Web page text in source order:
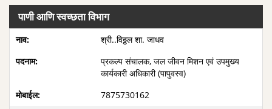
पाणी आणि स्वच्छता विभाग
श्री..विठ्ठल शा. जाधव
प्रकल्प संचालक, जल जीवन मिशन एवं उपमुख्य
कार्यकारी अधिकारी (पापुवस्व)
7875730162